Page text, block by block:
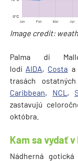
Image credit:
Palma di
lodí AIDA, Costa a
trasách
Caribbean, NCL ,
zastavujú
októbra.
Kam sa vydať
Nádherná